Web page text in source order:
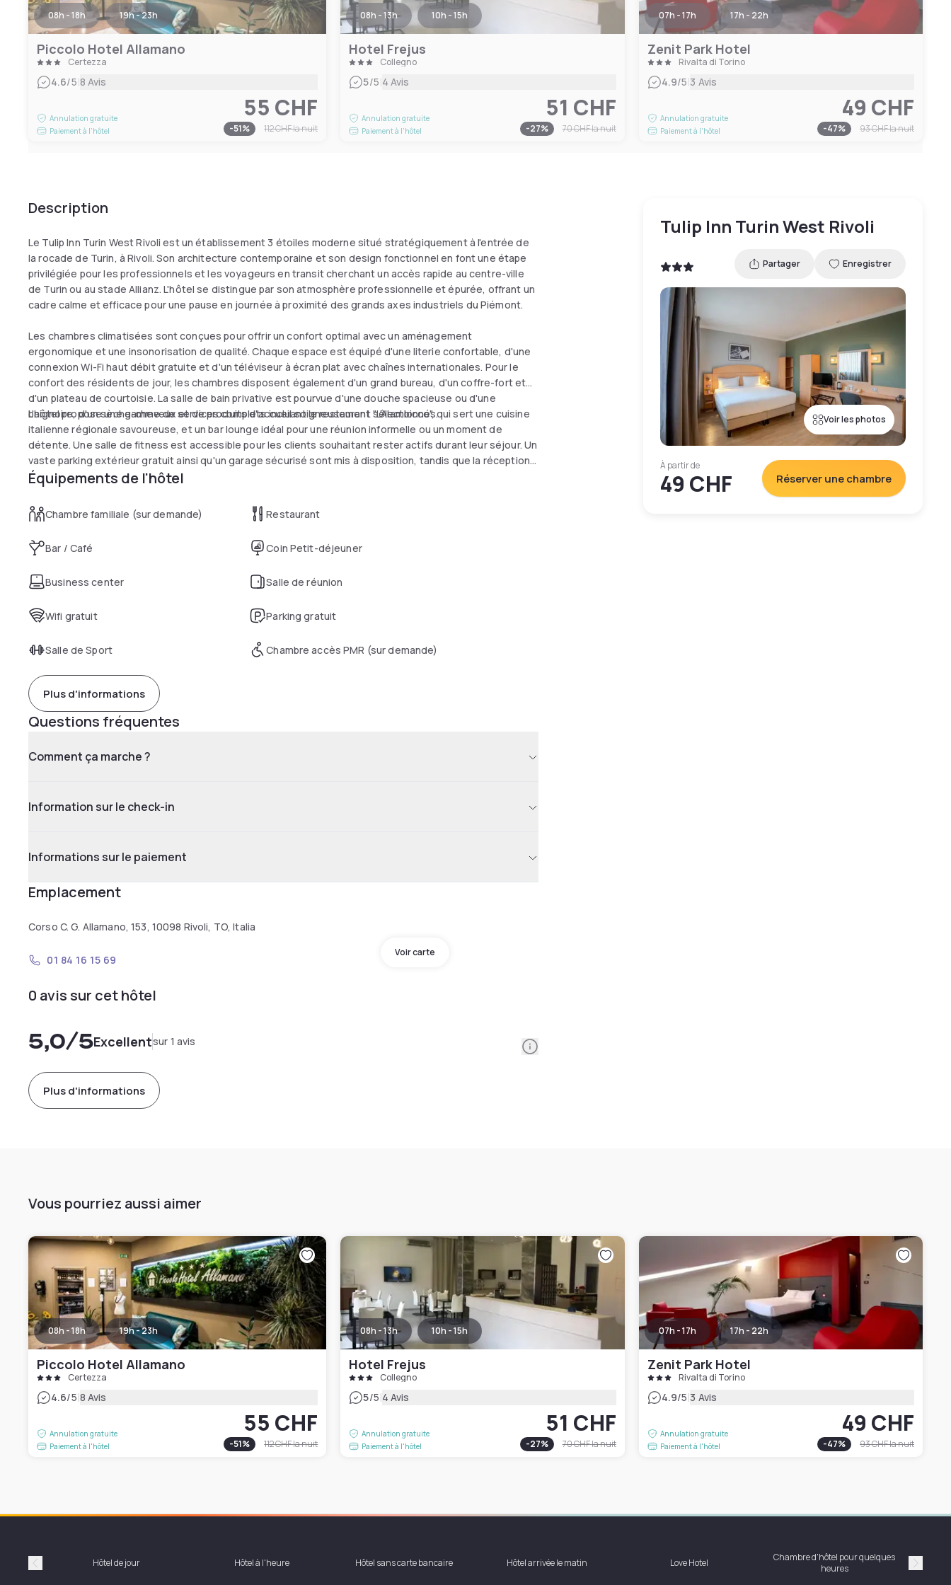
08h - 18h 19h - 23h
Piccolo Hotel Allamano
Certezza
4.6/5|8 Avis
Annulation gratuite
Paiement à l'hôtel
55 CHF
-51% 112 CHFla nuit
08h - 13h 10h - 15h
Hotel Frejus
Collegno
5/5|4 Avis
Annulation gratuite
Paiement à l'hôtel
51 CHF
-27% 70 CHFla nuit
07h - 17h 17h - 22h
Zenit Park Hotel
Rivalta di Torino
4.9/5|3 Avis
Annulation gratuite
Paiement à l'hôtel
49 CHF
-47% 93 CHFla nuit
Description
Le Tulip Inn Turin West Rivoli est un établissement 3 étoiles moderne situé stratégiquement à l'entrée de
la rocade de Turin, à Rivoli. Son architecture contemporaine et son design fonctionnel en font une étape
privilégiée pour les professionnels et les voyageurs en transit cherchant un accès rapide au centre-ville
de Turin ou au stade Allianz. L'hôtel se distingue par son atmosphère professionnelle et épurée, offrant un
cadre calme et efficace pour une pause en journée à proximité des grands axes industriels du Piémont.
Les chambres climatisées sont conçues pour offrir un confort optimal avec un aménagement
ergonomique et une insonorisation de qualité. Chaque espace est équipé d'une literie confortable, d'une
connexion Wi-Fi haut débit gratuite et d'un téléviseur à écran plat avec chaînes internationales. Pour le
confort des résidents de jour, les chambres disposent également d'un grand bureau, d'un coffre-fort et
d'un plateau de courtoisie. La salle de bain privative est pourvue d'une douche spacieuse ou d'une
baignoire, d'un sèche-cheveux et de produits d'accueil soigneusement sélectionnés.
L'hôtel propose une gamme de services complets incluant le restaurant "L'Alambicco", qui sert une cuisine
italienne régionale savoureuse, et un bar lounge idéal pour une réunion informelle ou un moment de
détente. Une salle de fitness est accessible pour les clients souhaitant rester actifs durant leur séjour. Un
vaste parking extérieur gratuit ainsi qu'un garage sécurisé sont mis à disposition, tandis que la réception
ouverte 24h/24 assure un accueil flexible et personnalisé pour chaque visiteur.
Équipements de l'hôtel
Chambre familiale (sur demande) Restaurant
Bar / Café Coin Petit-déjeuner
Business center Salle de réunion
Wifi gratuit Parking gratuit
Salle de Sport Chambre accès PMR (sur demande)
Plus d'informations
Questions fréquentes
Comment ça marche ?
Information sur le check-in
Informations sur le paiement
Emplacement
Corso C. G. Allamano, 153, 10098 Rivoli, TO, Italia
Voir carte
01 84 16 15 69
0 avis sur cet hôtel
5,0/5Excellentsur 1 avis Information
Plus d'informations
Tulip Inn Turin West Rivoli
Partager Enregistrer
Voir les photos
À partir de
49 CHF Réserver une chambre
Vous pourriez aussi aimer
08h - 18h 19h - 23h
Piccolo Hotel Allamano
Certezza
4.6/5|8 Avis
Annulation gratuite
Paiement à l'hôtel
55 CHF
-51% 112 CHFla nuit
08h - 13h 10h - 15h
Hotel Frejus
Collegno
5/5|4 Avis
Annulation gratuite
Paiement à l'hôtel
51 CHF
-27% 70 CHFla nuit
07h - 17h 17h - 22h
Zenit Park Hotel
Rivalta di Torino
4.9/5|3 Avis
Annulation gratuite
Paiement à l'hôtel
49 CHF
-47% 93 CHFla nuit
Précédent Hôtel de jour Hôtel à l'heure Hôtel sans carte bancaire Hôtel arrivée le matin Love Hotel
Chambre d'hôtel pour quelques
heures